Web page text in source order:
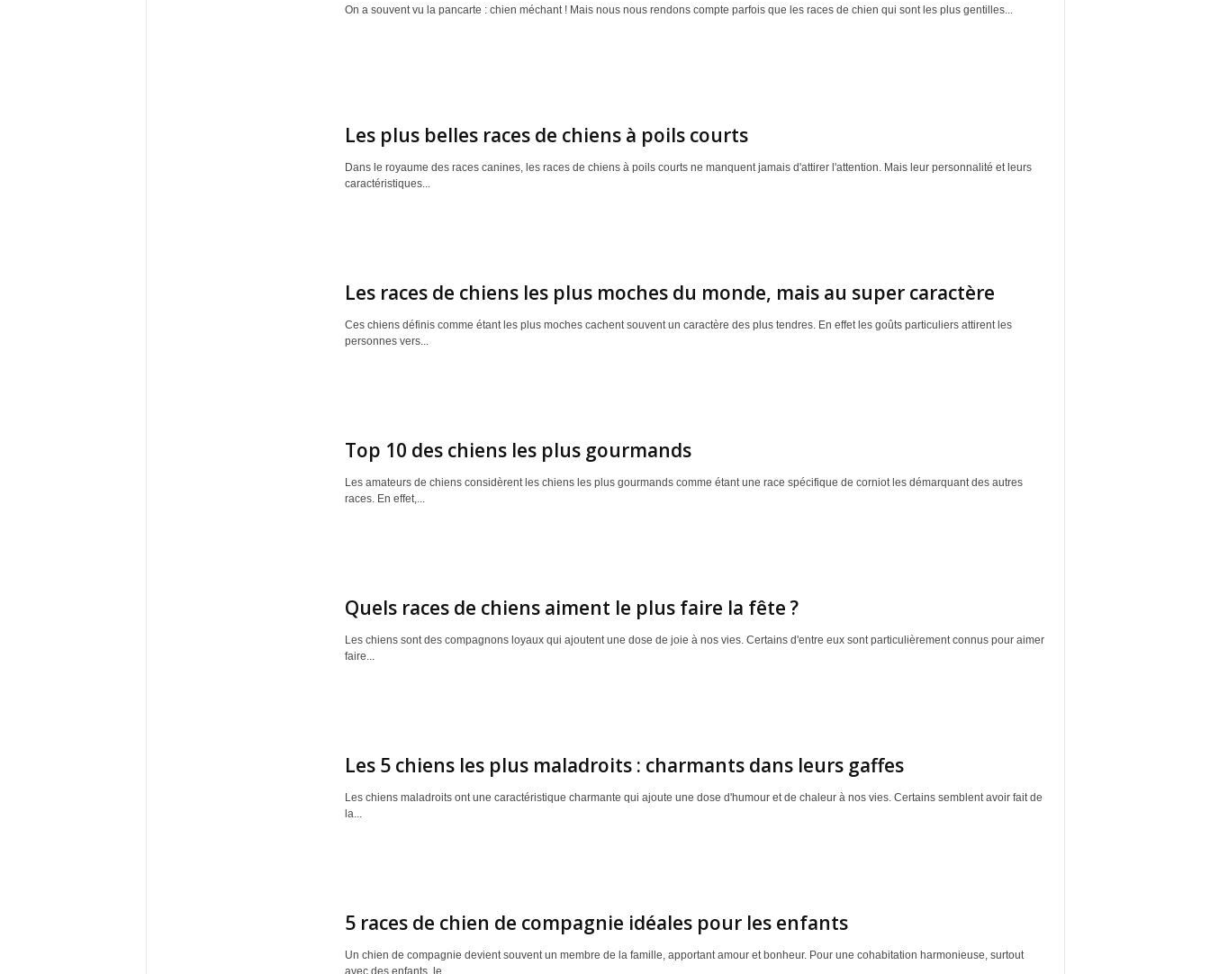
On a souvent vu la pancarte : chien méchant ! Mais nous nous rendons compte parfois que les races de chien qui sont les plus gentilles...
Les plus belles races de chiens à poils courts
Dans le royaume des races canines, les races de chiens à poils courts ne manquent jamais d'attirer l'attention. Mais leur personnalité et leurs
caractéristiques...
Les races de chiens les plus moches du monde, mais au super caractère
Ces chiens définis comme étant les plus moches cachent souvent un caractère des plus tendres. En effet les goûts particuliers attirent les
personnes vers...
Top 10 des chiens les plus gourmands
Les amateurs de chiens considèrent les chiens les plus gourmands comme étant une race spécifique de corniot les démarquant des autres
races. En effet,...
Quels races de chiens aiment le plus faire la fête ?
Les chiens sont des compagnons loyaux qui ajoutent une dose de joie à nos vies. Certains d'entre eux sont particulièrement connus pour aimer
faire...
Les 5 chiens les plus maladroits : charmants dans leurs gaffes
Les chiens maladroits ont une caractéristique charmante qui ajoute une dose d'humour et de chaleur à nos vies. Certains semblent avoir fait de
la...
5 races de chien de compagnie idéales pour les enfants
Un chien de compagnie devient souvent un membre de la famille, apportant amour et bonheur. Pour une cohabitation harmonieuse, surtout
avec des enfants, le...